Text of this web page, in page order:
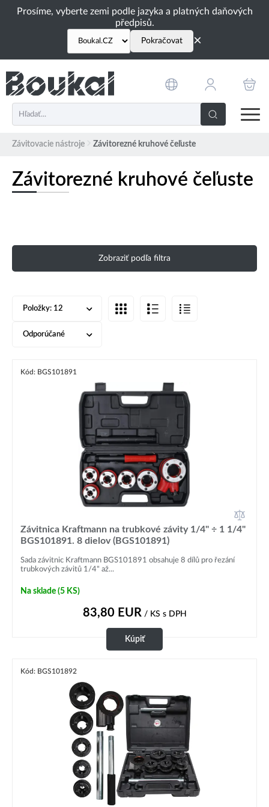
Prosíme, vyberte zemi podle jazyka a platných daňových
předpisů.
Pokračovat ×
Závitovacie nástroje Závitorezné kruhové čeľuste
Závitorezné kruhové čeľuste
Zobraziť podľa filtra
Položky: 12
Odporúčané
Kód: BGS101891
Závitnica Kraftmann na trubkové závity 1/4" ÷ 1 1/4"
BGS101891. 8 dielov (BGS101891)
Sada závitnic Kraftmann BGS101891 obsahuje 8 dílů pro řezání
trubkových závitů 1/4" až...
Na sklade (5 KS)
83,80 EUR/ KS s DPH
Kúpiť
Kód: BGS101892